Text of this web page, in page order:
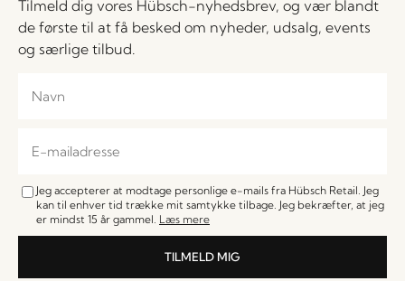
Tilmeld dig vores Hübsch-nyhedsbrev, og vær blandt
de første til at få besked om nyheder, udsalg, events
og særlige tilbud.
Jeg accepterer at modtage personlige e-mails fra Hübsch Retail. Jeg
kan til enhver tid trække mit samtykke tilbage. Jeg bekræfter, at jeg
er mindst 15 år gammel. Læs mere
TILMELD MIG